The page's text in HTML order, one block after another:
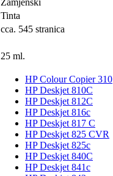
Zamjenski
Tinta
cca. 545 stranica
25 ml.
HP Colour Copier 310
HP Deskjet 810C
HP Deskjet 812C
HP Deskjet 816c
HP Deskjet 817 C
HP Deskjet 825 CVR
HP Deskjet 825c
HP Deskjet 840C
HP Deskjet 841c